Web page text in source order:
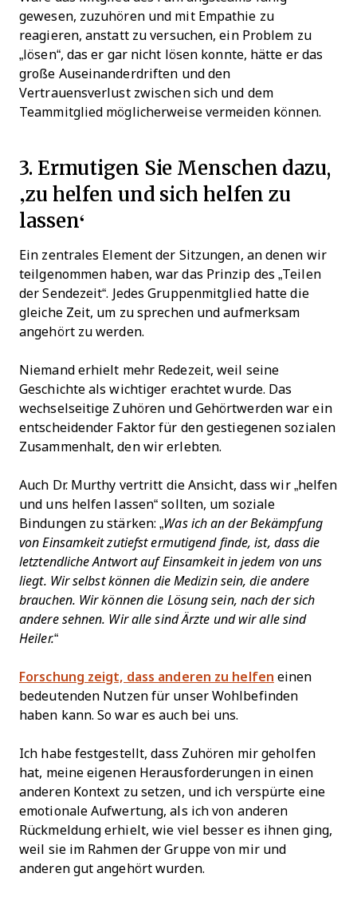
gewesen, zuzuhören und mit Empathie zu
reagieren, anstatt zu versuchen, ein Problem zu
„lösen“, das er gar nicht lösen konnte, hätte er das
große Auseinanderdriften und den
Vertrauensverlust zwischen sich und dem
Teammitglied möglicherweise vermeiden können.
3. Ermutigen Sie Menschen dazu,
‚zu helfen und sich helfen zu
lassen‘
Ein zentrales Element der Sitzungen, an denen wir
teilgenommen haben, war das Prinzip des „Teilen
der Sendezeit“. Jedes Gruppenmitglied hatte die
gleiche Zeit, um zu sprechen und aufmerksam
angehört zu werden.
Niemand erhielt mehr Redezeit, weil seine
Geschichte als wichtiger erachtet wurde. Das
wechselseitige Zuhören und Gehörtwerden war ein
entscheidender Faktor für den gestiegenen sozialen
Zusammenhalt, den wir erlebten.
Auch Dr. Murthy vertritt die Ansicht, dass wir „helfen
und uns helfen lassen“ sollten, um soziale
Bindungen zu stärken: „Was ich an der Bekämpfung
von Einsamkeit zutiefst ermutigend finde, ist, dass die
letztendliche Antwort auf Einsamkeit in jedem von uns
liegt. Wir selbst können die Medizin sein, die andere
brauchen. Wir können die Lösung sein, nach der sich
andere sehnen. Wir alle sind Ärzte und wir alle sind
Heiler.“
Forschung zeigt, dass anderen zu helfen einen
bedeutenden Nutzen für unser Wohlbefinden
haben kann. So war es auch bei uns.
Ich habe festgestellt, dass Zuhören mir geholfen
hat, meine eigenen Herausforderungen in einen
anderen Kontext zu setzen, und ich verspürte eine
emotionale Aufwertung, als ich von anderen
Rückmeldung erhielt, wie viel besser es ihnen ging,
weil sie im Rahmen der Gruppe von mir und
anderen gut angehört wurden.